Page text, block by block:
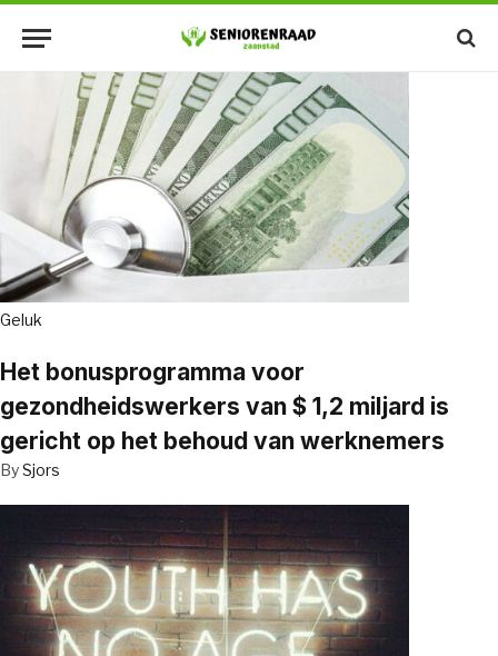
Geluk
Het bonusprogramma voor
gezondheidswerkers van $ 1,2 miljard is
gericht op het behoud van werknemers
BySjors